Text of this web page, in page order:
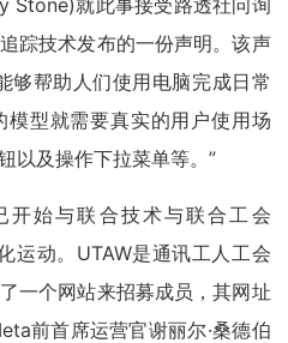
踪技术发布的一份声明。该声
够帮助人们使用电脑完成日常
型就需要真实的用户使用场
以及操作下拉菜单等。”
开始与联合技术与联合工会
运动。UTAW是通讯工人工会
一个网站来招募成员，其网址
前首席运营官谢丽尔·桑德伯